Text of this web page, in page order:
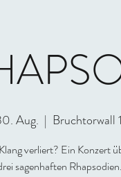
Aug.
  |
Bruchtorwall
verliert? Ein Konzert
sagenhaften Rhapsodien.